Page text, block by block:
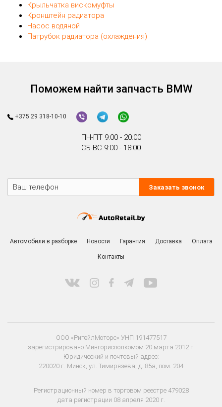
Крыльчатка вискомуфты
Кронштейн радиатора
Насос водяной
Патрубок радиатора (охлаждения)
Поможем найти запчасть BMW
+375 29 318-10-10
ПН-ПТ 9:00 - 20:00
СБ-ВС 9:00 - 18:00
Заказать звонок
Автомобили в разборке Новости Гарантия Доставка Оплата
Контакты
ООО «РитейлМоторс» УНП 191477517
зарегистрировано Мингорисполкомом 20 марта 2012 г.
Юридический и почтовый адрес:
220020 г. Минск, ул. Тимирязева, д. 85а, пом. 204
Регистрационный номер в торговом реестре 479028
дата регистрации 08 апреля 2020 г.